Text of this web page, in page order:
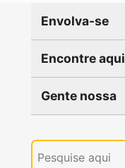
Envolva-se
Encontre aqui
Gente nossa